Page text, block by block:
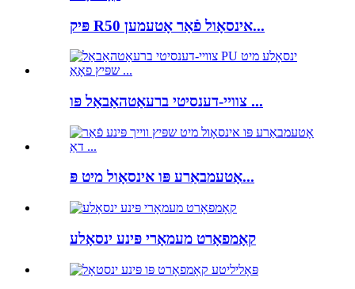
פּיק R50 אינסאָול פֿאַר אָטעמען...
צוויי-דענסיטי ברעאַטהאַבאַל פּו ...
אָטעמבאַרע פּו אינסאָול מיט פּ...
קאָמפאָרט מעמאָרי פּינע ינסאָלע